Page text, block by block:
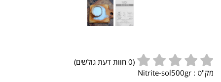
(
0 חוות דעת גולשים)
מק"ט : Nitrite-sol500gr